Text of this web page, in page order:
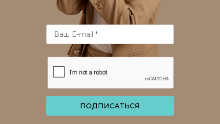
ПОДПИСАТЬСЯ